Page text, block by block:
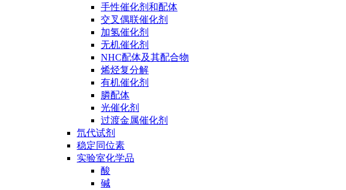
手性催化剂和配体
交叉偶联催化剂
加氢催化剂
无机催化剂
NHC配体及其配合物
烯烃复分解
有机催化剂
膦配体
光催化剂
过渡金属催化剂
氘代试剂
稳定同位素
实验室化学品
酸
碱